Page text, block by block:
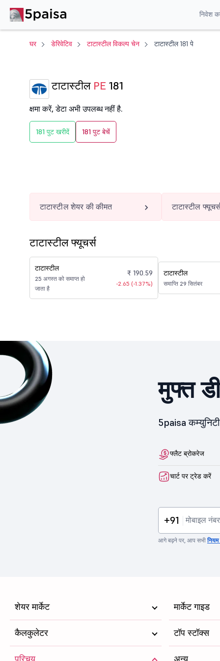
निवेश
घर डेरिवेटिव टाटास्टील विकल्प चेन टाटास्टील 181 पे
टाटास्टील PE 181
क्षमा करें, डेटा अभी उपलब्ध नहीं है.
181 पुट खरीदें 181 पुट बेचें
टाटास्टील शेयर की कीमत टाटास्टील
टाटास्टील फ्यूचर्स
टाटास्टील
25 अगस्त को समाप्त हो
जाता है
₹ 190.59
-2.65 (-1.37%)
टाटास्टील
समाप्ति 29 सितंबर
मुफ्त
5paisa
फ्लैट ब्रोकरेज
चार्ट पर ट्रेड करें
+91
आगे बढ़ने पर, आप सभीनियम
शेयर मार्केट मार्केट गाइड
कैलकुलेटर टॉप स्टॉक्स
परिचय अन्य